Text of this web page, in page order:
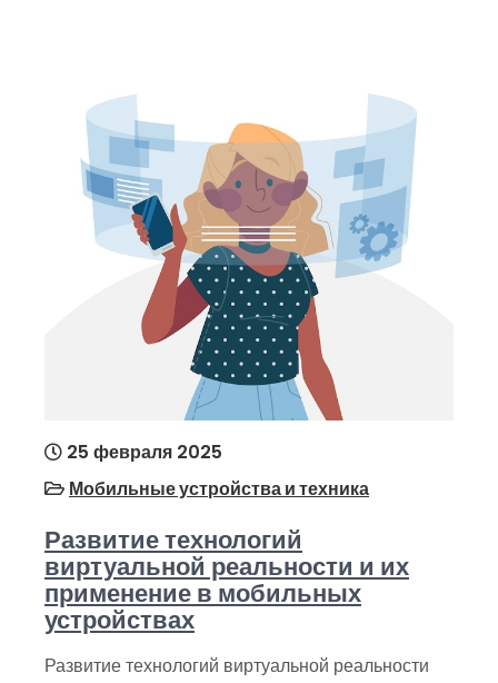
25 февраля 2025
Мобильные устройства и техника
Развитие технологий
виртуальной реальности и их
применение в мобильных
устройствах
Развитие технологий виртуальной реальности